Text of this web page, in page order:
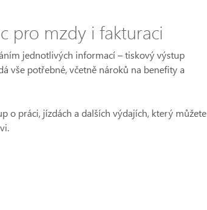
pro mzdy i fakturaci
jednotlivých informací – tiskový výstup
vše potřebné, včetně nároků na benefity a
o práci, jízdách a dalších výdajích, který můžete